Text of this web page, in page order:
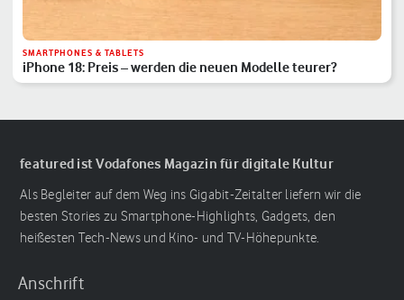
SMARTPHONES & TABLETS
iPhone 18: Preis – werden die neuen Modelle teurer?
featured ist Vodafones Magazin für digitale Kultur
Als Begleiter auf dem Weg ins Gigabit-Zeitalter liefern wir die
besten Stories zu Smartphone-Highlights, Gadgets, den
heißesten Tech-News und Kino- und TV-Höhepunkte.
Anschrift